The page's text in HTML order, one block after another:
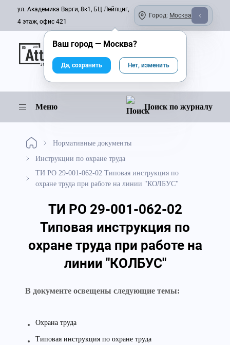
ул. Академика Варги, 8к1, БЦ Лейпциг,
4 этаж, офис 421
Город: Москва
Онлайн-журнал
Меню Поиск по журналу
Нормативные документы
Инструкции по охране труда
ТИ РО 29-001-062-02 Типовая инструкция по
охране труда при работе на линии "КОЛБУС"
ТИ РО 29-001-062-02
Типовая инструкция по
охране труда при работе на
линии "КОЛБУС"
В документе освещены следующие темы:
Охрана труда
Типовая инструкция по охране труда
Ваш город — Москва?
Да, сохранить Нет, изменить